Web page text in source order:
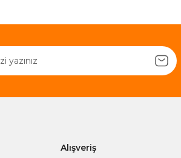
Alışveriş